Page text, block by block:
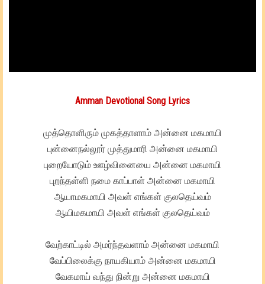
Amman Devotional Song Lyrics
முத்தொளிரும் முகத்தாளாம் அன்னை மகமாயி
புன்னைநல்லூர் முத்துமாரி அன்னை மகமாயி
புறையோடும் ஊழ்வினையை அன்னை மகமாயி
புறந்தள்ளி நமை காப்பாள் அன்னை மகமாயி
ஆயாமகமாயி அவள் எங்கள் குலதெய்வம்
ஆயிமகமாயி அவள் எங்கள் குலதெய்வம்
வேற்காட்டில் அமர்ந்தவளாம் அன்னை மகமாயி
வேப்பிலைக்கு நாயகியாம் அன்னை மகமாயி
வேகமாய் வந்து நின்று அன்னை மகமாயி